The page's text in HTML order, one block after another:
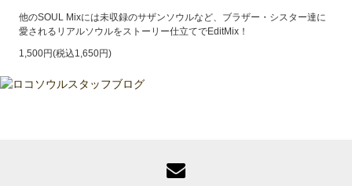
他のSOUL Mixには未収録のサザンソウルなど、ブラザー・シスター達に
愛されるリアルソウルをストーリー仕立てでEditMix！
1,500円(税込1,650円)